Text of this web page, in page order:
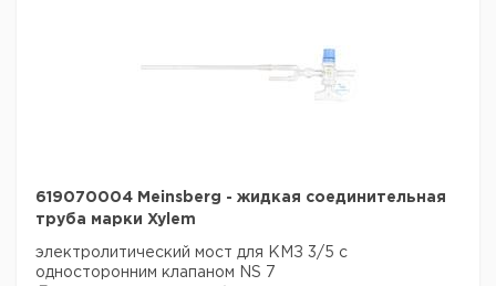
619070004 Meinsberg - жидкая соединительная
труба марки Xylem
электролитический мост для КМЗ 3/5 с
односторонним клапаном NS 7